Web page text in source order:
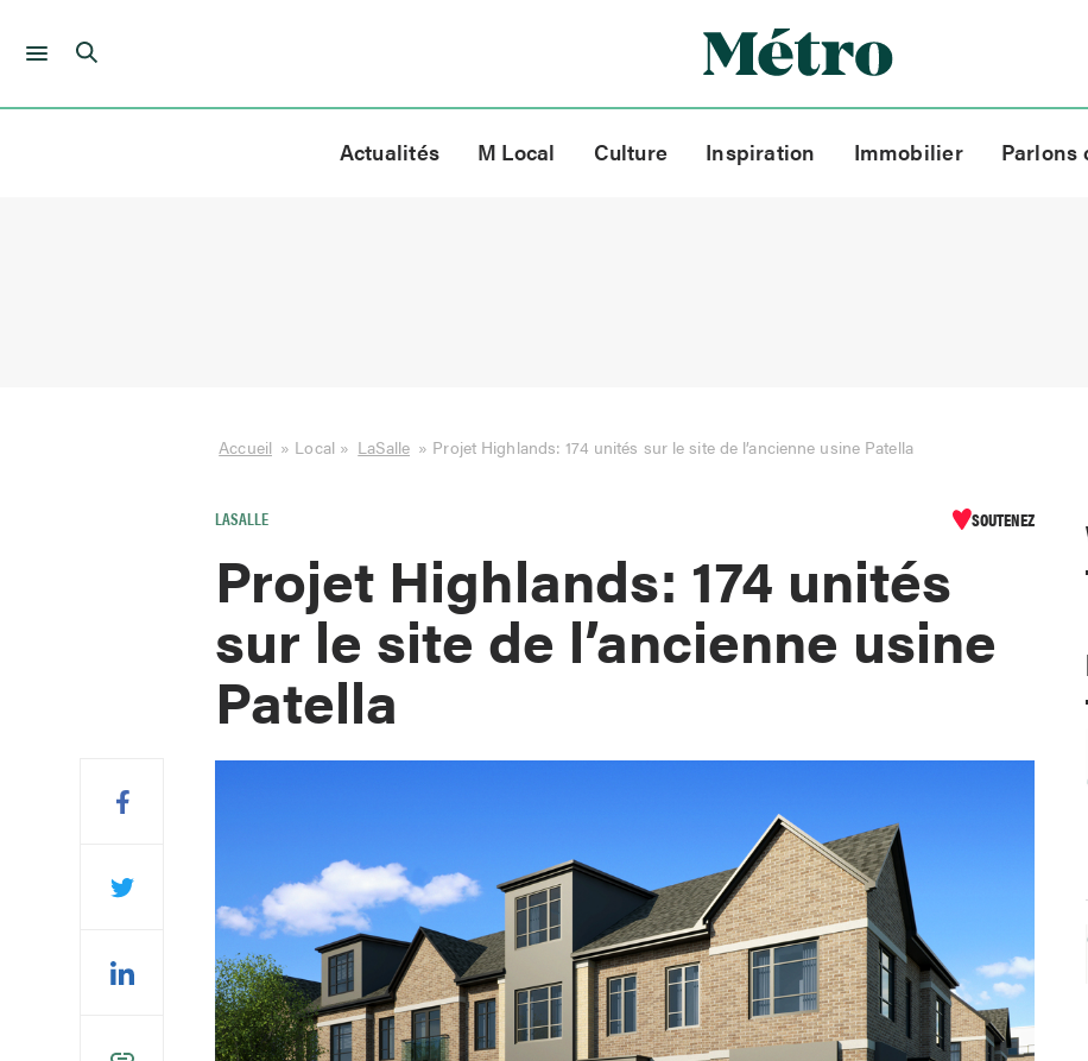
Skip
Actualités M Local Culture Inspiration Immobilier Parlons
Accueil » Local » LaSalle » Projet Highlands: 174 unités sur le site de l’ancienne usine Patella
LASALLE SOUTENEZ
Projet Highlands: 174 unités
sur le site de l’ancienne usine
Patella